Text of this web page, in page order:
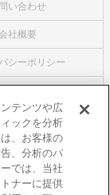
い合わせ
社概要
シーポリシー
テンツや広
ックを分析
、お客様の
、分析のパ
では、当社
ナーに提供